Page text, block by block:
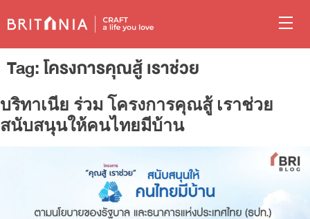
Tag:โครงการคุณสู้ เราช่วย
บริทาเนีย ร่วม โครงการคุณสู้ เราช่วย
สนับสนุนให้คนไทยมีบ้าน